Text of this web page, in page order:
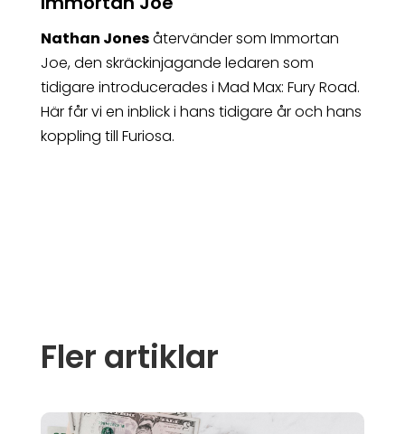
Nathan Jonesåtervänder som Immortan
Joe, den skräckinjagande ledaren som
tidigare introducerades i Mad Max: Fury Road.
Här får vi en inblick i hans tidigare år och hans
koppling till Furiosa.
Fler artiklar